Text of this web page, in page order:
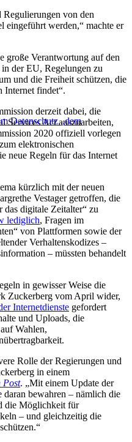
Regulierungen von den
eingeführt werden,“ machte er
große Verantwortung auf den
der EU, Regelungen zu
und die Freiheit schützen, die
Internet findet“.
Datenschutz „dem
derzeit dabei, die
Services Act auszuarbeiten,
2020 offiziell vorlegen
elektronischen
neue Regeln für das Internet
kürzlich mit der neuen
Vestager getroffen, die
digitale Zeitalter“ zu
lediglich, Fragen im
von Plattformen sowie der
Verhaltenskodizes –
– müssten behandelt
in gewisser Weise die
Zuckerberg vom April wider,
Internetdienste gefordert
und Uploads, die
Wahlen,
Rolle der Regierungen und
in einem
Post. „Mit einem Update der
bewahren – nämlich die
die Möglichkeit für
– und gleichzeitig die